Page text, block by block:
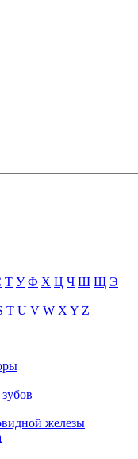
Т У Ф Х Ц Ч Ш Щ Э
T U V W X Y Z
железы